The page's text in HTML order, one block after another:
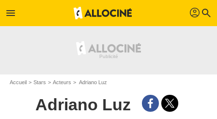
menu profil search
Accueil Stars Acteurs Adriano Luz
Adriano Luz